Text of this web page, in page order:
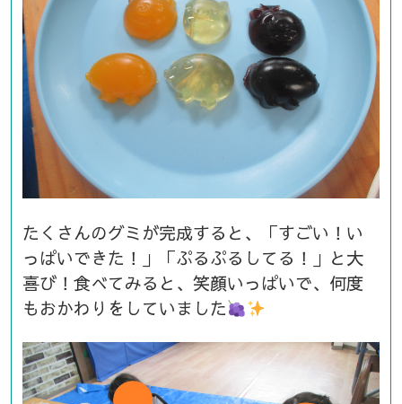
たくさんのグミが完成すると、「すごい！い
っぱいできた！」「ぷるぷるしてる！」と大
喜び！食べてみると、笑顔いっぱいで、何度
もおかわりをしていました